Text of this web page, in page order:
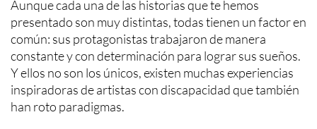
Aunque cada una de las historias que te hemos
presentado son muy distintas, todas tienen un factor en
común: sus protagonistas trabajaron de manera
constante y con determinación para lograr sus sueños.
Y ellos no son los únicos, existen muchas experiencias
inspiradoras de artistas con discapacidad que también
han roto paradigmas.